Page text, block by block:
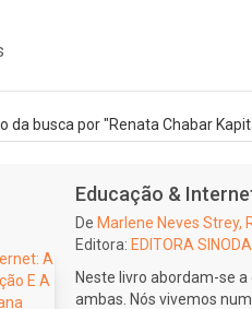
da busca por "Renata Chabar
Educação &
De Marlene Neves Strey,
Editora: EDITORA SINODAL
Neste livro abordam-se
ambas. Nós vivemos